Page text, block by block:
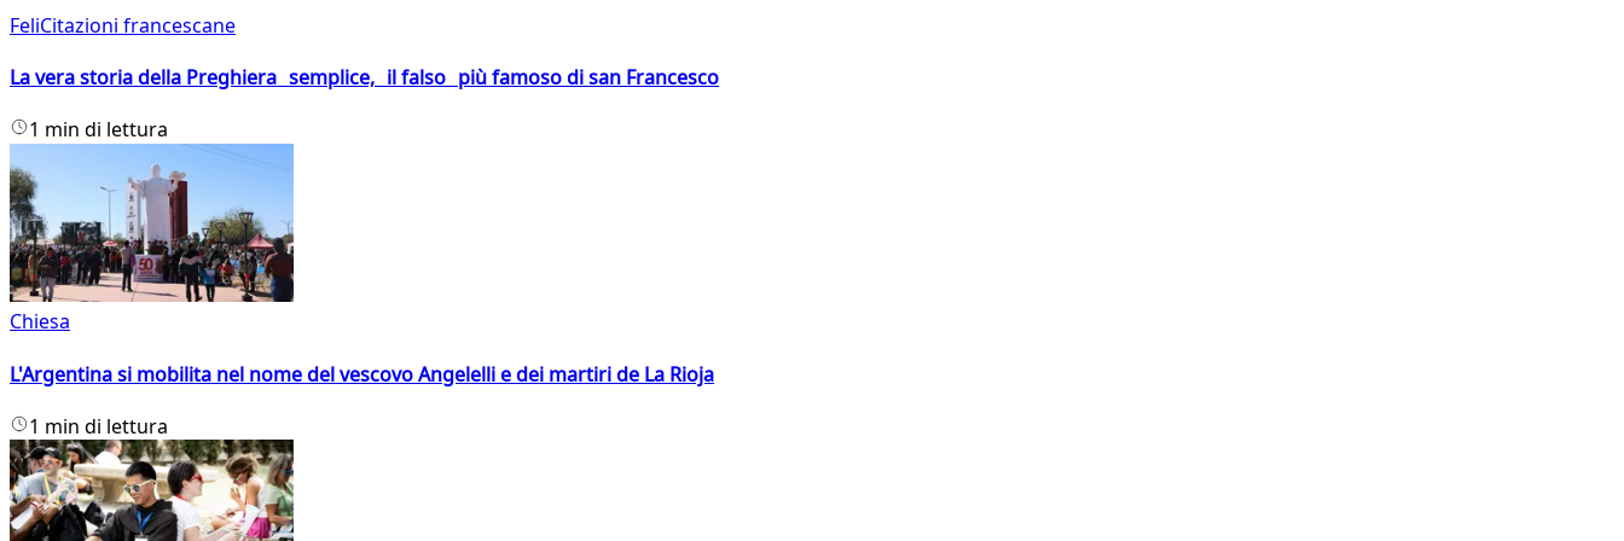
FeliCitazioni francescane
La vera storia della Preghiera semplice, il falso più famoso di san Francesco
1 min di lettura
Chiesa
L'Argentina si mobilita nel nome del vescovo Angelelli e dei martiri de La Rioja
1 min di lettura